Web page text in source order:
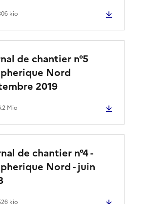
kio
de chantier n°5
Nord
2019
Mio
de chantier n°4 -
Nord - juin
kio